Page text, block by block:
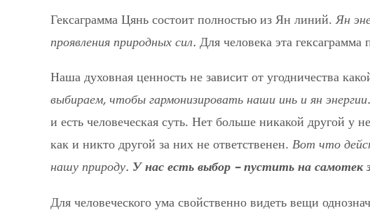
Гексаграмма Цянь состоит полностью из Ян линий.Ян
проявления природных сил. Для человека эта
Наша духовная ценность не зависит от угодничества
выбираем, чтобы гармонизировать наши инь и ян энергии.
и есть человеческая суть. Нет больше никакой другой
как и никто другой за них не ответственен. Вот что
нашу природу. У нас есть выбор – пустить на
Для человеческого ума свойственно видеть вещи